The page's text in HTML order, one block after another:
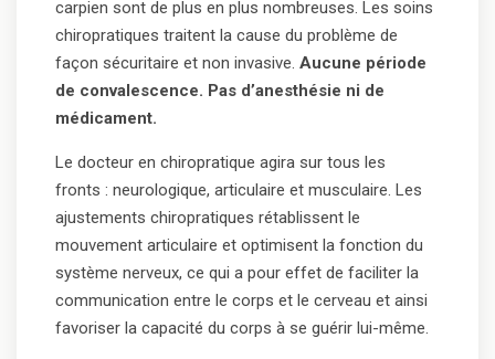
carpien sont de plus en plus nombreuses. Les soins
chiropratiques traitent la cause du problème de
façon sécuritaire et non invasive. Aucune période
de convalescence. Pas d’anesthésie ni de
médicament.
Le docteur en chiropratique agira sur tous les
fronts : neurologique, articulaire et musculaire. Les
ajustements chiropratiques rétablissent le
mouvement articulaire et optimisent la fonction du
système nerveux, ce qui a pour effet de faciliter la
communication entre le corps et le cerveau et ainsi
favoriser la capacité du corps à se guérir lui-même.